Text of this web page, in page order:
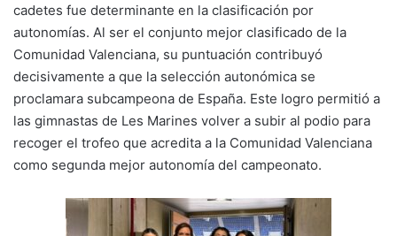
cadetes fue determinante en la clasificación por
autonomías. Al ser el conjunto mejor clasificado de la
Comunidad Valenciana, su puntuación contribuyó
decisivamente a que la selección autonómica se
proclamara subcampeona de España. Este logro permitió a
las gimnastas de Les Marines volver a subir al podio para
recoger el trofeo que acredita a la Comunidad Valenciana
como segunda mejor autonomía del campeonato.